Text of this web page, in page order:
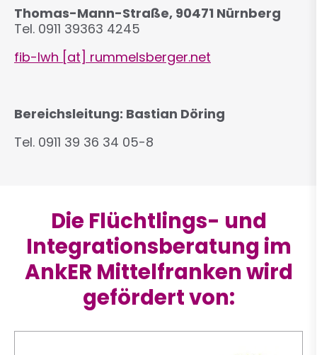
Thomas-Mann-Straße, 90471 Nürnberg
Tel. 0911 39363 4245
fib-lwh [at] rummelsberger.net
Bereichsleitung: Bastian Döring
Tel. 0911 39 36 34 05-8
Die Flüchtlings- und
Integrationsberatung im
AnkER Mittelfranken wird
gefördert von: